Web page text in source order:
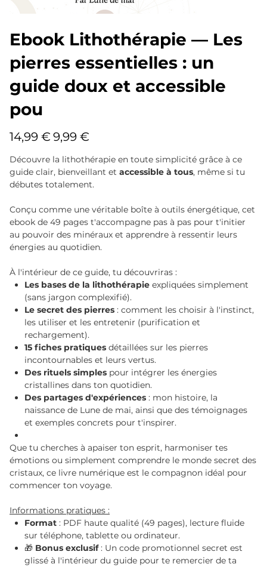
Ebook Lithothérapie — Les
pierres essentielles : un
guide doux et accessible
pou
d’origine
14,99 €
Prix
promotionnel
9,99 €
Découvre la lithothérapie en toute simplicité grâce à ce
guide clair, bienveillant et accessible à tous, même si tu
débutes totalement.
Conçu comme une véritable boîte à outils énergétique, cet
ebook de 49 pages t'accompagne pas à pas pour t'initier
au pouvoir des minéraux et apprendre à ressentir leurs
énergies au quotidien.
À l'intérieur de ce guide, tu découvriras :
Les bases de la lithothérapie expliquées simplement
(sans jargon complexifié).
Le secret des pierres : comment les choisir à l'instinct,
les utiliser et les entretenir (purification et
rechargement).
15 fiches pratiques détaillées sur les pierres
incontournables et leurs vertus.
Des rituels simples pour intégrer les énergies
cristallines dans ton quotidien.
Des partages d'expériences : mon histoire, la
naissance de Lune de mai, ainsi que des témoignages
et exemples concrets pour t'inspirer.
Que tu cherches à apaiser ton esprit, harmoniser tes
émotions ou simplement comprendre le monde secret des
cristaux, ce livre numérique est le compagnon idéal pour
commencer ton voyage.
Informations pratiques :
Format : PDF haute qualité (49 pages), lecture fluide
sur téléphone, tablette ou ordinateur.
🎁 Bonus exclusif: Un code promotionnel secret est
glissé à l'intérieur du guide pour te remercier de ta